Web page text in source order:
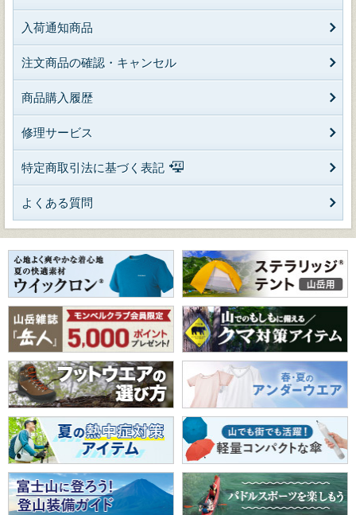
入荷通知商品
注文商品の確認・キャンセル
商品購入履歴
修理サービス
特定商取引法に基づく表記
よくある質問